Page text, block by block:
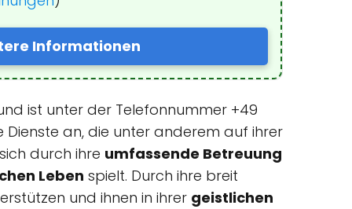
Informationen
ist unter der Telefonnummer +49
Dienste an, die unter anderem auf ihrer
durch ihre umfassende Betreuung
Leben spielt. Durch ihre breit
und ihnen in ihrer geistlichen